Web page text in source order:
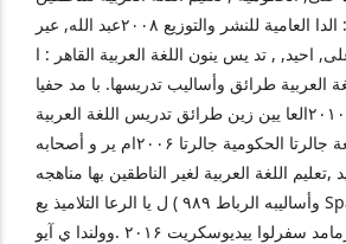
بغيرها الج ير : الدا العامية للنشر والتوزيع ۲۰۰۸عبد الله, عير
مدلو , على, احيد, , تد يس ينون اللغة العربية القاهر : ا
٦ . اللغة العربية طرائق وأساليب تدريسها. با مد حفيا
يريس. با مد ۲۰۱۰العا يين زين طرائق تدريس اللغة العربية
للناطقين بغيرها جامعة جالرتا الحكومية جالرتا ۲۰۰۶ام ير و أصحابه
,تعليم اللغة العربية لغير الناطقين بها مناهجه
وأساليبه الرباط ٩۸٩ ) ل يا الرعا التلاميذ يع Sparkol videoscribe .
تطوير وسيلة تعليم ببرمامد سفرلوا ييديوسكريت ۲۰۱۶ .وولندا ي ﺁيو